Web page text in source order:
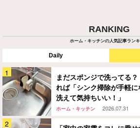
RANKING
ホーム・キッチンの人気記事ラン
Daily
まだスポンジで洗ってる
れば「シンク掃除が手軽
洗えて気持ちいい！」
ホーム・キッチン 2026.07.31